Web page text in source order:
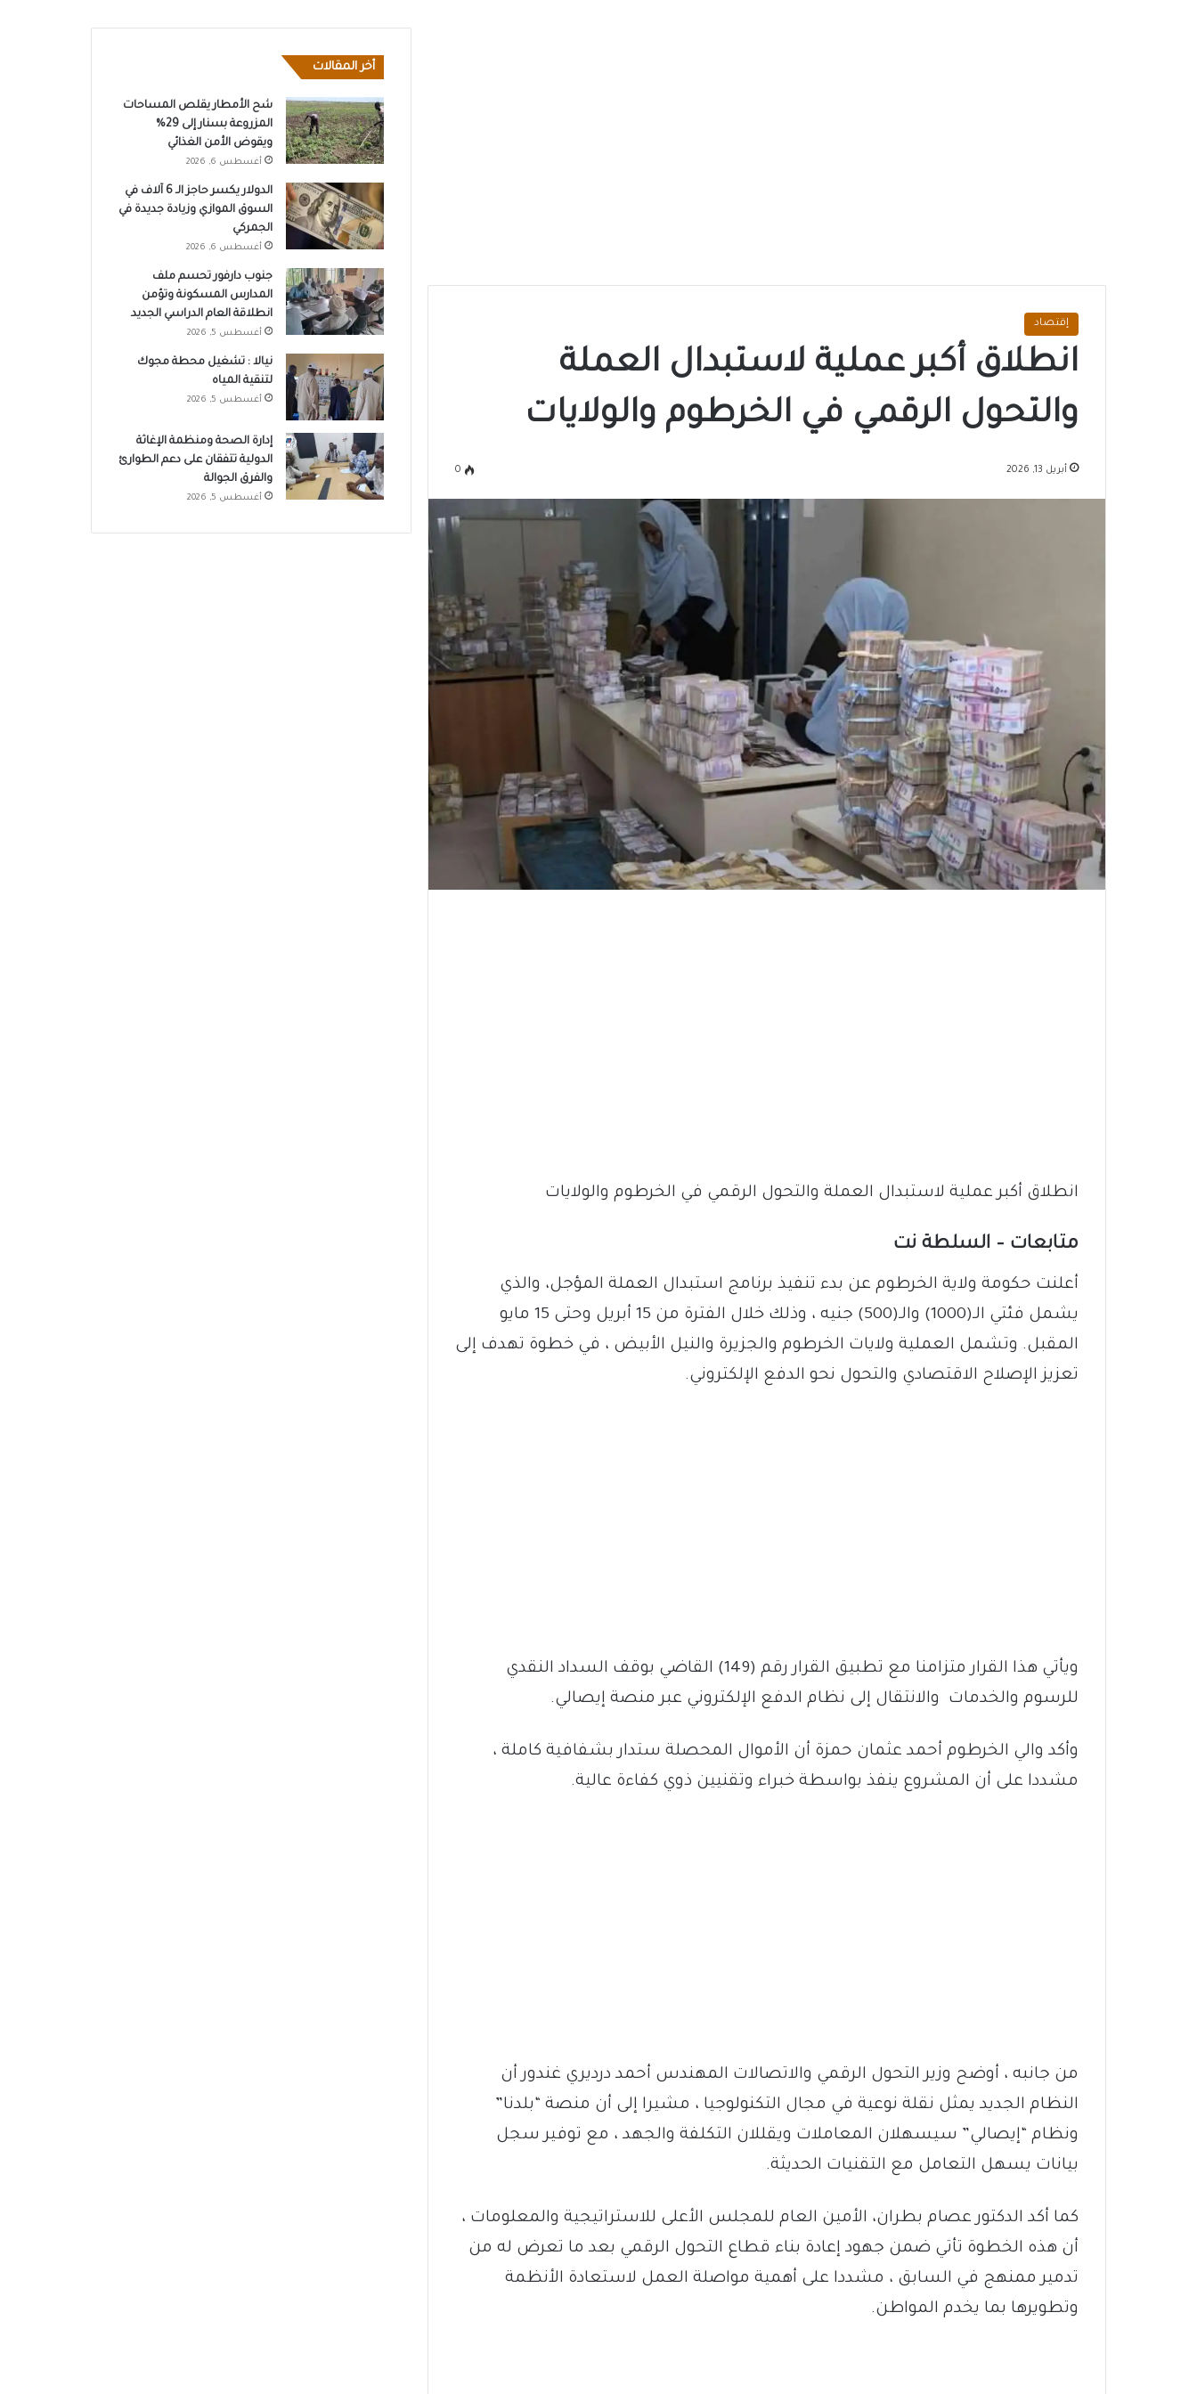
إقتصاد
انطلاق أكبر عملية لاستبدال العملة
والتحول الرقمي في الخرطوم والولايات
أبريل 13, 2026 0
انطلاق أكبر عملية لاستبدال العملة والتحول الرقمي في الخرطوم والولايات
متابعات – السلطة نت
أعلنت حكومة ولاية الخرطوم عن بدء تنفيذ برنامج استبدال العملة المؤجل، والذي
يشمل فئتي الـ(1000) والـ(500) جنيه ، وذلك خلال الفترة من 15 أبريل وحتى 15 مايو
المقبل. وتشمل العملية ولايات الخرطوم والجزيرة والنيل الأبيض ، في خطوة تهدف إلى
تعزيز الإصلاح الاقتصادي والتحول نحو الدفع الإلكتروني.
ويأتي هذا القرار متزامنا مع تطبيق القرار رقم (149) القاضي بوقف السداد النقدي
للرسوم والخدمات والانتقال إلى نظام الدفع الإلكتروني عبر منصة إيصالي.
وأكد والي الخرطوم أحمد عثمان حمزة أن الأموال المحصلة ستدار بشفافية كاملة ،
مشددا على أن المشروع ينفذ بواسطة خبراء وتقنيين ذوي كفاءة عالية.
من جانبه ، أوضح وزير التحول الرقمي والاتصالات المهندس أحمد درديري غندور أن
النظام الجديد يمثل نقلة نوعية في مجال التكنولوجيا ، مشيرا إلى أن منصة “بلدنا”
ونظام “إيصالي” سيسهلان المعاملات ويقللان التكلفة والجهد ، مع توفير سجل
بيانات يسهل التعامل مع التقنيات الحديثة.
كما أكد الدكتور عصام بطران، الأمين العام للمجلس الأعلى للاستراتيجية والمعلومات ،
أن هذه الخطوة تأتي ضمن جهود إعادة بناء قطاع التحول الرقمي بعد ما تعرض له من
تدمير ممنهج في السابق ، مشددا على أهمية مواصلة العمل لاستعادة الأنظمة
وتطويرها بما يخدم المواطن.
أخر المقالات
شح الأمطار يقلص المساحات
المزروعة بسنار إلى 29%
ويقوض الأمن الغذائي
أغسطس 6, 2026
الدولار يكسر حاجز الـ 6 آلاف في
السوق الموازي وزيادة جديدة في
الجمركي
أغسطس 6, 2026
جنوب دارفور تحسم ملف
المدارس المسكونة وتؤمن
انطلاقة العام الدراسي الجديد
أغسطس 5, 2026
نيالا : تشغيل محطة مجوك
لتنقية المياه
أغسطس 5, 2026
إدارة الصحة ومنظمة الإغاثة
الدولية تتفقان على دعم الطوارئ
والفرق الجوالة
أغسطس 5, 2026